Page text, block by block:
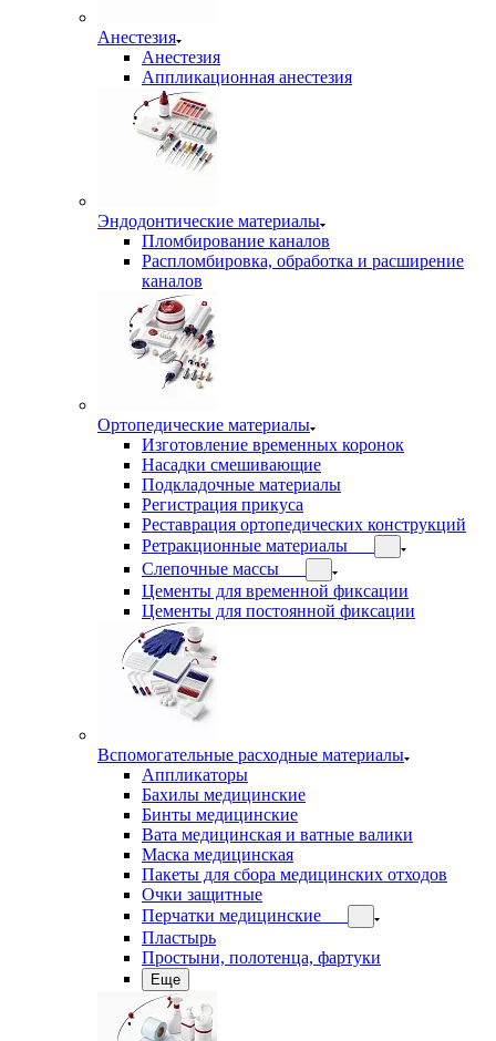
Анестезия
Анестезия
Аппликационная анестезия
Эндодонтические материалы
Пломбирование каналов
Распломбировка, обработка и расширение
каналов
Ортопедические материалы
Изготовление временных коронок
Насадки смешивающие
Подкладочные материалы
Регистрация прикуса
Реставрация ортопедических конструкций
Ретракционные материалы
Слепочные массы
Цементы для временной фиксации
Цементы для постоянной фиксации
Вспомогательные расходные материалы
Аппликаторы
Бахилы медицинские
Бинты медицинские
Вата медицинская и ватные валики
Маска медицинская
Пакеты для сбора медицинских отходов
Очки защитные
Перчатки медицинские
Пластырь
Простыни, полотенца, фартуки
Еще